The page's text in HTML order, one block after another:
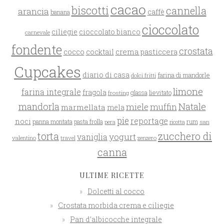
arancia banana biscotticacao caffè cannella
carnevale ciliegie cioccolato bianco cioccolato
fondente cocco cocktail crema pasticcera crostata
Cupcakes diario di casa dolci fritti farina di mandorle
farina integrale fragola frosting glassa lievitato limone
mandorla marmellata melamielemuffin Natale
noci panna montata pasta frolla pera pie reportage ricotta rum san
valentino torta travel vaniglia yogurt zenzero zucchero di
canna
ULTIME RICETTE
Dolcetti al cocco
Crostata morbida crema e ciliegie
Pan d’albicocche integrale